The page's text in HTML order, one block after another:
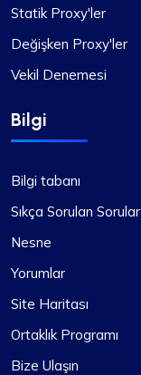
Statik Proxy'ler
Değişken Proxy'ler
Vekil Denemesi
Bilgi
Bilgi tabanı
Sıkça Sorulan Sorular
Nesne
Yorumlar
Site Haritası
Ortaklık Programı
Bize Ulaşın